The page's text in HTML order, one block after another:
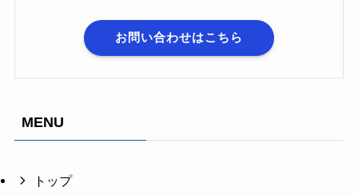
お問い合わせはこちら
MENU
トップ